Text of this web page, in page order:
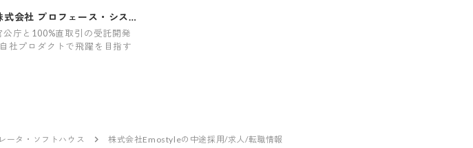
式会社 プロフェース・システ
ズ
公庁と100%直取引の受託開発
社プロダクトで飛躍を目指す
ータ・ソフトハウス 株式会社Emostyleの中途採用/求人/転職情報